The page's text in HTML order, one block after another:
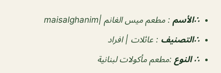
∴الأسم : مطعم ميس الغانم |maisalghanim
∴التصنيف : عائلات | افراد
∴ النوع :مطعم مأكولات لبنانية